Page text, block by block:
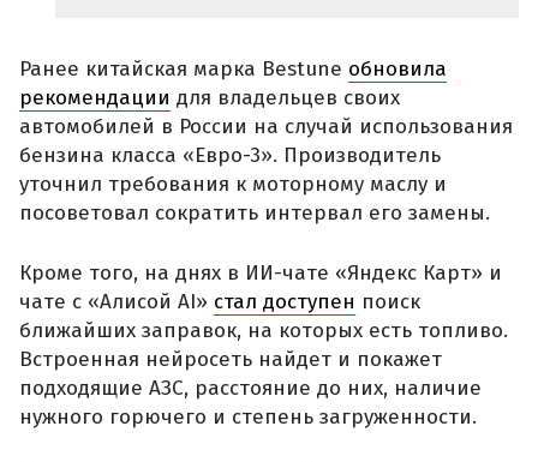
Ранее китайская марка Bestune обновила
рекомендации для владельцев своих
автомобилей в России на случай использования
бензина класса «Евро-3». Производитель
уточнил требования к моторному маслу и
посоветовал сократить интервал его замены.
Кроме того, на днях в ИИ-чате «Яндекс Карт» и
чате с «Алисой AI» стал доступен поиск
ближайших заправок, на которых есть топливо.
Встроенная нейросеть найдет и покажет
подходящие АЗС, расстояние до них, наличие
нужного горючего и степень загруженности.